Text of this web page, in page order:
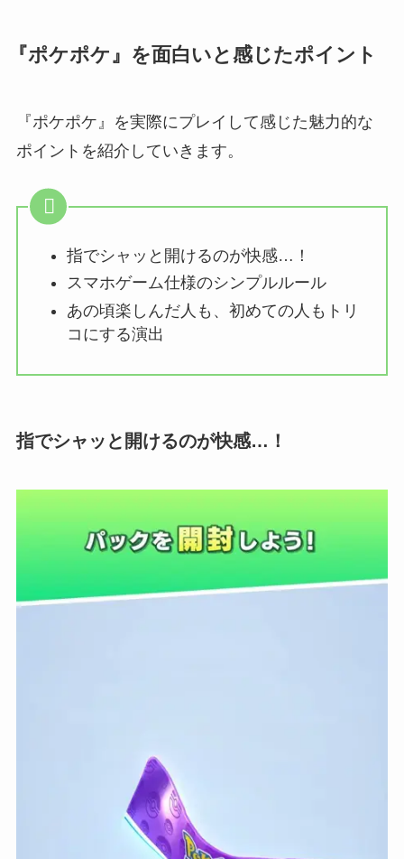
『ポケポケ』を面白いと感じたポイント
『ポケポケ』を実際にプレイして感じた魅力的な
ポイントを紹介していきます。
指でシャッと開けるのが快感…！
スマホゲーム仕様のシンプルルール
あの頃楽しんだ人も、初めての人もトリ
コにする演出
指でシャッと開けるのが快感…！